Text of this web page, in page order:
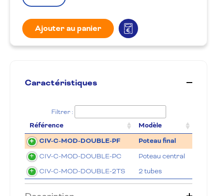
Ajouter au panier
Caractéristiques
Filtrer :
Référence
Modèle
CIV-C-MOD-DOUBLE-PF
Poteau final
CIV-C-MOD-DOUBLE-PC
Poteau central
CIV-C-MOD-DOUBLE-2TS
2 tubes